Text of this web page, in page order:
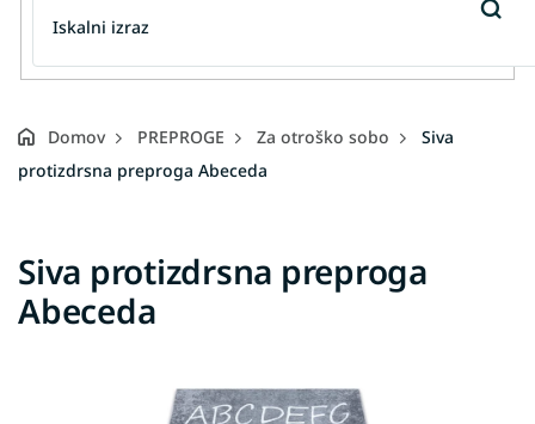
Domov PREPROGE Za otroško sobo
Siva
protizdrsna preproga Abeceda
Siva protizdrsna preproga
Abeceda